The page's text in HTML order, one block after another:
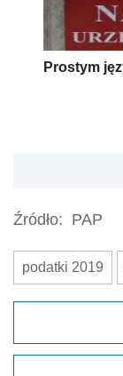
Prostym
Źródło: PAP
podatki 2019